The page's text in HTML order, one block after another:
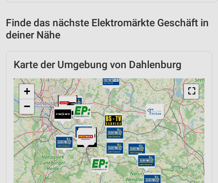
Finde das nächste Elektromärkte Geschäft in
deiner Nähe
Karte der Umgebung von Dahlenburg
⛶
+
−